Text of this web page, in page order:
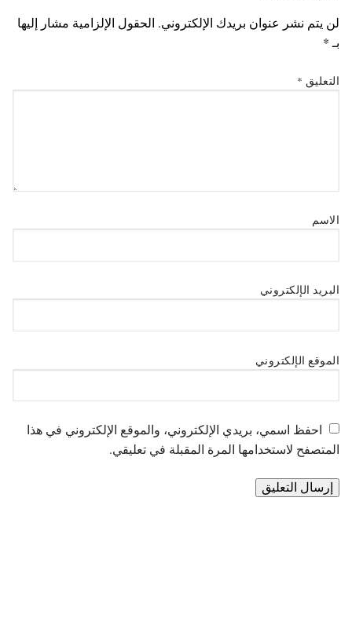
لن يتم نشر عنوان بريدك الإلكتروني. الحقول الإلزامية مشار إليها
بـ *
التعليق *
الاسم
البريد الإلكتروني
الموقع الإلكتروني
احفظ اسمي، بريدي الإلكتروني، والموقع الإلكتروني في هذا
المتصفح لاستخدامها المرة المقبلة في تعليقي.